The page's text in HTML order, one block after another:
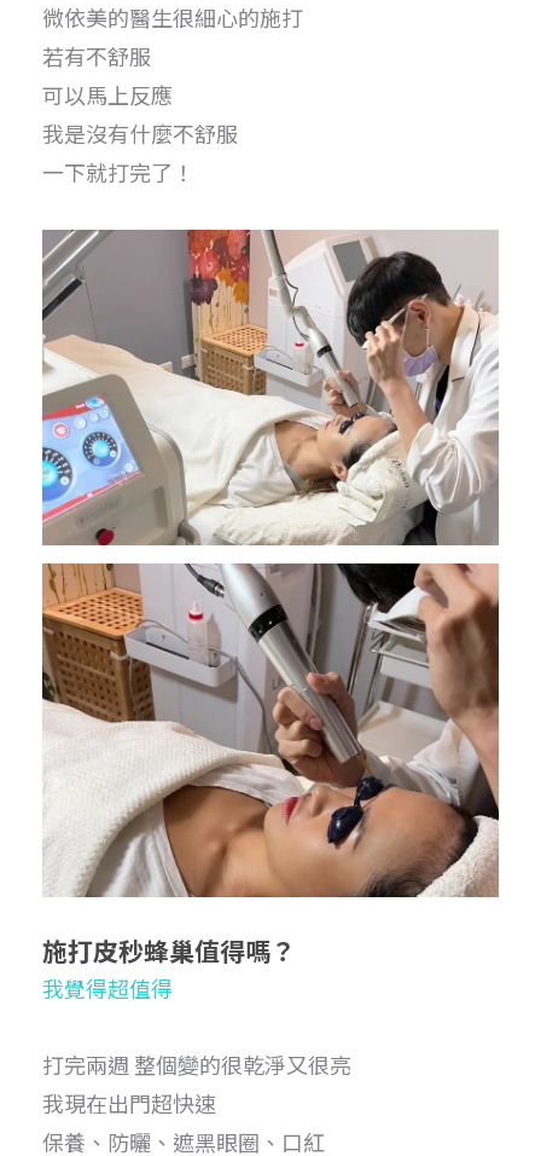
微依美的醫生很細心的施打
若有不舒服
可以馬上反應
我是沒有什麼不舒服
一下就打完了！
施打皮秒蜂巢值得嗎？
我覺得超值得
打完兩週 整個變的很乾淨又很亮
我現在出門超快速
保養、防曬、遮黑眼圈、口紅